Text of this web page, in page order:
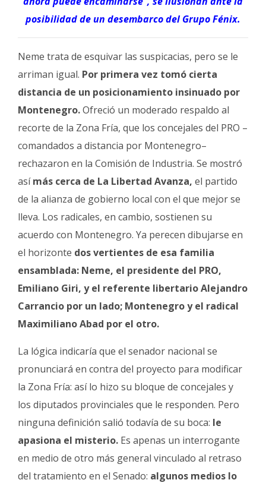
posibilidad de un desembarco del Grupo Fénix.
Neme trata de esquivar las suspicacias, pero se le
arriman igual. Por primera vez tomó cierta
distancia de un posicionamiento insinuado por
Montenegro.Ofreció un moderado respaldo al
recorte de la Zona Fría, que los concejales del PRO –
comandados a distancia por Montenegro–
rechazaron en la Comisión de Industria. Se mostró
asímás cerca de La Libertad Avanza, el partido
de la alianza de gobierno local con el que mejor se
lleva. Los radicales, en cambio, sostienen su
acuerdo con Montenegro. Ya perecen dibujarse en
el horizonte dos vertientes de esa familia
ensamblada: Neme, el presidente del PRO,
Emiliano Giri, y el referente libertario Alejandro
Carrancio por un lado; Montenegro y el radical
Maximiliano Abad por el otro.
La lógica indicaría que el senador nacional se
pronunciará en contra del proyecto para modificar
la Zona Fría: así lo hizo su bloque de concejales y
los diputados provinciales que le responden. Pero
ninguna definición salió todavía de su boca: le
apasiona el misterio. Es apenas un interrogante
en medio de otro más general vinculado al retraso
del tratamiento en el Senado: algunos medios lo